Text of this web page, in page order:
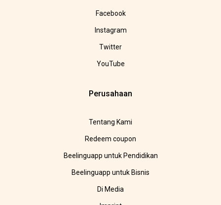
Facebook
Instagram
Twitter
YouTube
Perusahaan
Tentang Kami
Redeem coupon
Beelinguapp untuk Pendidikan
Beelinguapp untuk Bisnis
Di Media